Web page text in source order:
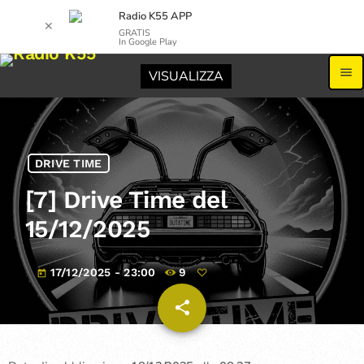
menu
DRIVE TIME
[7] Drive Time del
15/12/2025
today 17/12/2025 - 23:00 9
share
email
✕
Radio K55 APP
GRATIS
In Google Play
VISUALIZZA